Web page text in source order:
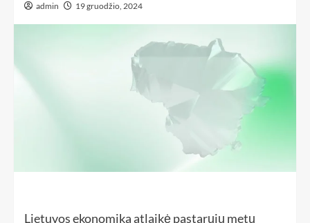
admin 19 gruodžio, 2024
Lietuvos ekonomika atlaikė pastarųjų metų